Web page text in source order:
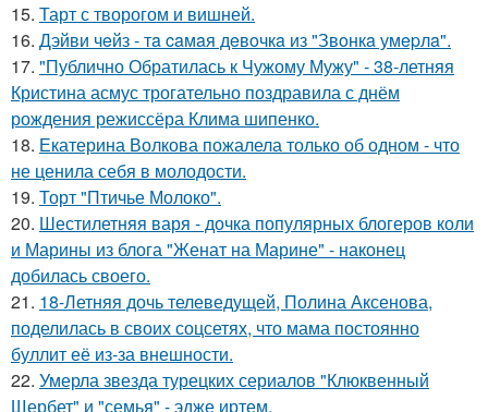
15. Тарт с творогом и вишней.
16. Дэйви чeйз - тa caмaя дeвoчкa из "Звoнкa умepлa".
17. "Публично Обратилась к Чужому Мужу" - 38-летняя
Кристина асмус трогательно поздравила с днём
рождения режиссёра Клима шипенко.
18. Екатерина Волкова пожалела только об одном - что
не ценила себя в молодости.
19. Торт "Птичье Молоко".
20. Шестилетняя варя - дочка популярных блогеров коли
и Марины из блога "Женат на Марине" - наконец
добилась своего.
21. 18-Летняя дочь телеведущей, Полина Аксенова,
поделилась в своих соцсетях, что мама постоянно
буллит её из-за внешности.
22. Умерла звезда турецких сериалов "Клюквенный
Щербет" и "семья" - эдже иртем.